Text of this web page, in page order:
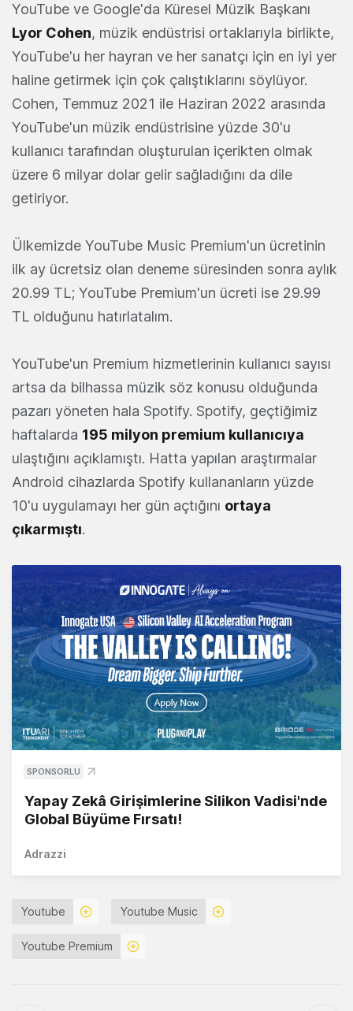
YouTube ve Google'da Küresel Müzik Başkanı
Lyor Cohen, müzik endüstrisi ortaklarıyla birlikte,
YouTube'u her hayran ve her sanatçı için en iyi yer
haline getirmek için çok çalıştıklarını söylüyor.
Cohen, Temmuz 2021 ile Haziran 2022 arasında
YouTube'un müzik endüstrisine yüzde 30'u
kullanıcı tarafından oluşturulan içerikten olmak
üzere 6 milyar dolar gelir sağladığını da dile
getiriyor.
Ülkemizde YouTube Music Premium'un ücretinin
ilk ay ücretsiz olan deneme süresinden sonra aylık
20.99 TL; YouTube Premium'un ücreti ise 29.99
TL olduğunu hatırlatalım.
YouTube'un Premium hizmetlerinin kullanıcı sayısı
artsa da bilhassa müzik söz konusu olduğunda
pazarı yöneten hala Spotify. Spotify, geçtiğimiz
haftalarda 195 milyon premium kullanıcıya
ulaştığını açıklamıştı. Hatta yapılan araştırmalar
Android cihazlarda Spotify kullananların yüzde
10'u uygulamayı her gün açtığını ortaya
çıkarmıştı.
SPONSORLU
Yapay Zekâ Girişimlerine Silikon Vadisi'nde
Global Büyüme Fırsatı!
Adrazzi
Youtube Youtube Music
Youtube Premium